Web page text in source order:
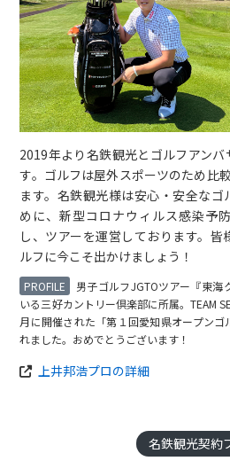
2019年より名鉄観光とゴルフアン
す。ゴルフは屋外スポーツのため比
ます。名鉄観光様は安心・安全な
めに、新型コロナウィルス感染予
し、ツアーを運営しております。
ルフに今こそ出かけましょう！
男子ゴルフJGTOツアー『東
いる三好カントリー倶楽部に所属。TEAM
月に開催された「第１回愛知県オープン
れました。おめでとうございます！
上井邦浩プロの詳細
名鉄観光契約